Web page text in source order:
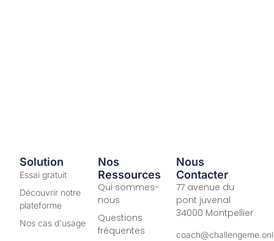
Solution
Essai gratuit
Découvrir notre
plateforme
Nos cas d'usage
Nos
Ressources
Qui sommes-
nous
Questions
fréquentes
Nous
Contacter
77 avenue du
pont juvenal
34000 Montpellier